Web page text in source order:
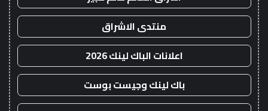
منتدى الاشراق
اعلانات الباك لينك 2026
باك لينك وجيست بوست